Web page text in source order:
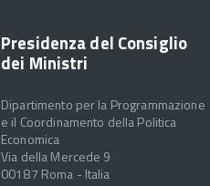
Presidenza del Consiglio
dei Ministri
Dipartimento per la Programmazione
e il Coordinamento della Politica
Economica
Via della Mercede 9
00187 Roma - Italia